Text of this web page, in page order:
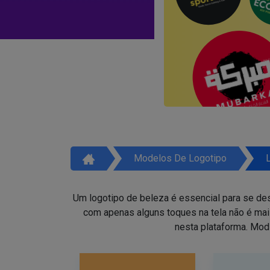
Modelos De Logotipo
Um logotipo de beleza é essencial para se
com apenas alguns toques na tela não é
nesta plataforma.